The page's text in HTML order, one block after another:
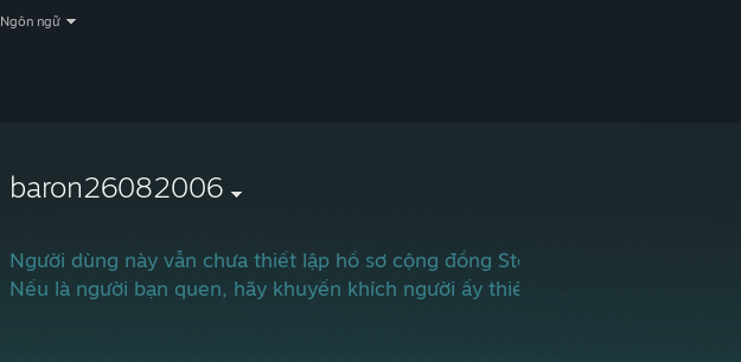
Ngôn ngữ
baron26082006
Người dùng này vẫn chưa thiết lập hồ sơ cộng đồng Steam.
Nếu là người bạn quen, hãy khuyến khích người ấy thiết lập hồ sơ và cùng chơi!